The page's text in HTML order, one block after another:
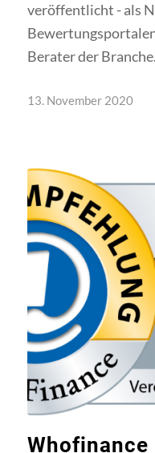
veröffentlicht - als
Berater der
13. November 2020
Whofinance